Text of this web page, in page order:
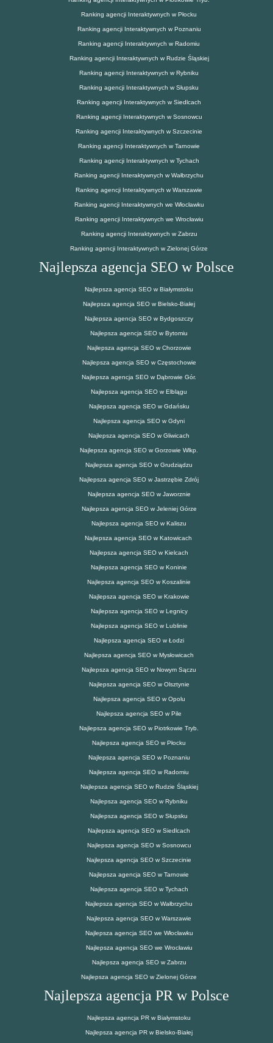
Ranking agencji Interaktywnych w Płocku
Ranking agencji Interaktywnych w Poznaniu
Ranking agencji Interaktywnych w Radomiu
Ranking agencji Interaktywnych w Rudzie Śląskiej
Ranking agencji Interaktywnych w Rybniku
Ranking agencji Interaktywnych w Słupsku
Ranking agencji Interaktywnych w Siedlcach
Ranking agencji Interaktywnych w Sosnowcu
Ranking agencji Interaktywnych w Szczecinie
Ranking agencji Interaktywnych w Tarnowie
Ranking agencji Interaktywnych w Tychach
Ranking agencji Interaktywnych w Wałbrzychu
Ranking agencji Interaktywnych w Warszawie
Ranking agencji Interaktywnych we Włocławku
Ranking agencji Interaktywnych we Wrocławiu
Ranking agencji Interaktywnych w Zabrzu
Ranking agencji Interaktywnych w Zielonej Górze
Najlepsza agencja SEO w Polsce
Najlepsza agencja SEO w Białymstoku
Najlepsza agencja SEO w Bielsko-Białej
Najlepsza agencja SEO w Bydgoszczy
Najlepsza agencja SEO w Bytomiu
Najlepsza agencja SEO w Chorzowie
Najlepsza agencja SEO w Częstochowie
Najlepsza agencja SEO w Dąbrowie Gór.
Najlepsza agencja SEO w Elblągu
Najlepsza agencja SEO w Gdańsku
Najlepsza agencja SEO w Gdyni
Najlepsza agencja SEO w Gliwicach
Najlepsza agencja SEO w Gorzowie Wlkp.
Najlepsza agencja SEO w Grudziądzu
Najlepsza agencja SEO w Jastrzębie Zdrój
Najlepsza agencja SEO w Jaworznie
Najlepsza agencja SEO w Jeleniej Górze
Najlepsza agencja SEO w Kaliszu
Najlepsza agencja SEO w Katowicach
Najlepsza agencja SEO w Kielcach
Najlepsza agencja SEO w Koninie
Najlepsza agencja SEO w Koszalinie
Najlepsza agencja SEO w Krakowie
Najlepsza agencja SEO w Legnicy
Najlepsza agencja SEO w Lublinie
Najlepsza agencja SEO w Łodzi
Najlepsza agencja SEO w Mysłowicach
Najlepsza agencja SEO w Nowym Sączu
Najlepsza agencja SEO w Olsztynie
Najlepsza agencja SEO w Opolu
Najlepsza agencja SEO w Pile
Najlepsza agencja SEO w Piotrkowie Tryb.
Najlepsza agencja SEO w Płocku
Najlepsza agencja SEO w Poznaniu
Najlepsza agencja SEO w Radomiu
Najlepsza agencja SEO w Rudzie Śląskiej
Najlepsza agencja SEO w Rybniku
Najlepsza agencja SEO w Słupsku
Najlepsza agencja SEO w Siedlcach
Najlepsza agencja SEO w Sosnowcu
Najlepsza agencja SEO w Szczecinie
Najlepsza agencja SEO w Tarnowie
Najlepsza agencja SEO w Tychach
Najlepsza agencja SEO w Wałbrzychu
Najlepsza agencja SEO w Warszawie
Najlepsza agencja SEO we Włocławku
Najlepsza agencja SEO we Wrocławiu
Najlepsza agencja SEO w Zabrzu
Najlepsza agencja SEO w Zielonej Górze
Najlepsza agencja PR w Polsce
Najlepsza agencja PR w Białymstoku
Najlepsza agencja PR w Bielsko-Białej